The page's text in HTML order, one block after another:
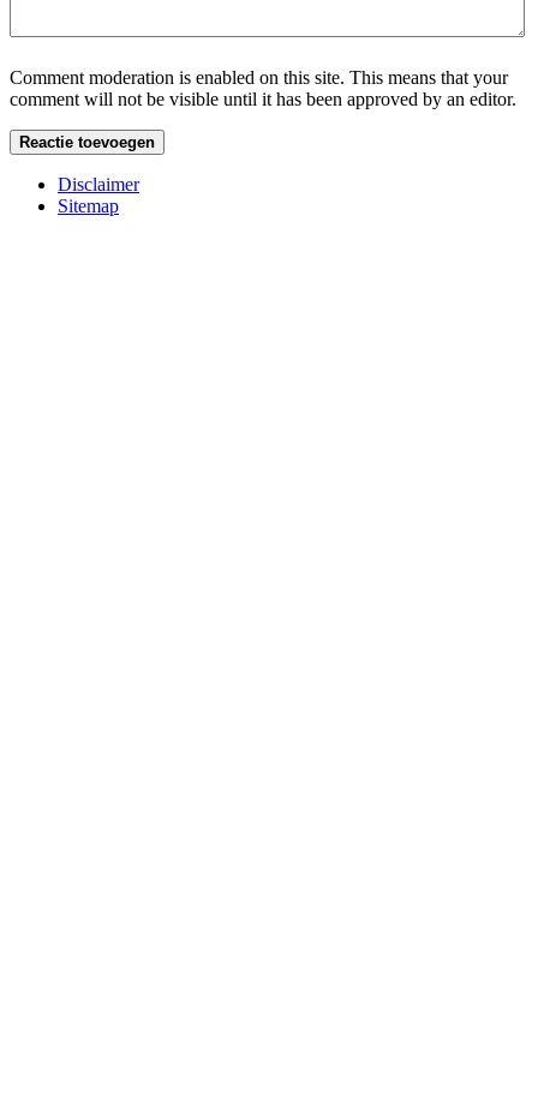
Comment moderation is enabled on this site. This means that your
comment will not be visible until it has been approved by an editor.
Disclaimer
Sitemap